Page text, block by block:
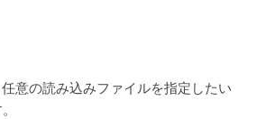
意の読み込みファイルを指定したい